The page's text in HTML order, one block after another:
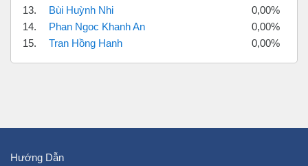
13.
Bùi Huỳnh Nhi
0,00%
14.
Phan Ngoc Khanh An
0,00%
15.
Tran Hồng Hanh 0,00%
Hướng Dẫn